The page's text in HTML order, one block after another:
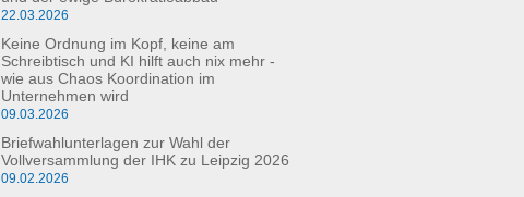
22.03.2026
Keine Ordnung im Kopf, keine am
Schreibtisch und KI hilft auch nix mehr -
wie aus Chaos Koordination im
Unternehmen wird
09.03.2026
Briefwahlunterlagen zur Wahl der
Vollversammlung der IHK zu Leipzig 2026
09.02.2026